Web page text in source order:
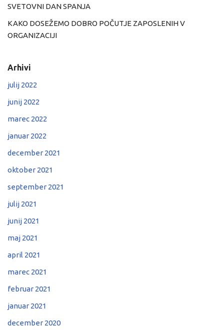
SVETOVNI DAN SPANJA
KAKO DOSEŽEMO DOBRO POČUTJE ZAPOSLENIH V
ORGANIZACIJI
Arhivi
julij 2022
junij 2022
marec 2022
januar 2022
december 2021
oktober 2021
september 2021
julij 2021
junij 2021
maj 2021
april 2021
marec 2021
februar 2021
januar 2021
december 2020